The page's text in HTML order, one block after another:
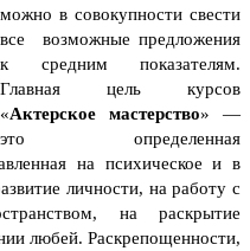
можно в совокупности свести
все возможные предложения
к средним показателям.
Главная цель курсов
«Актерское мастерство» —
это определенная
на психическое и в
личности, на работу с
на раскрытие
любей. Раскрепощенности,